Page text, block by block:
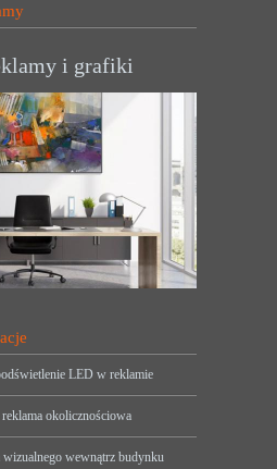
i grafiki
LED w reklamie
okolicznościowa
wizualnego wewnątrz budynku